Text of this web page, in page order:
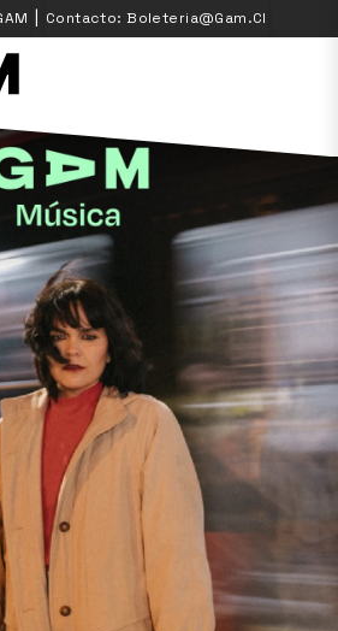
| Contacto: Boleteria@gam.cl